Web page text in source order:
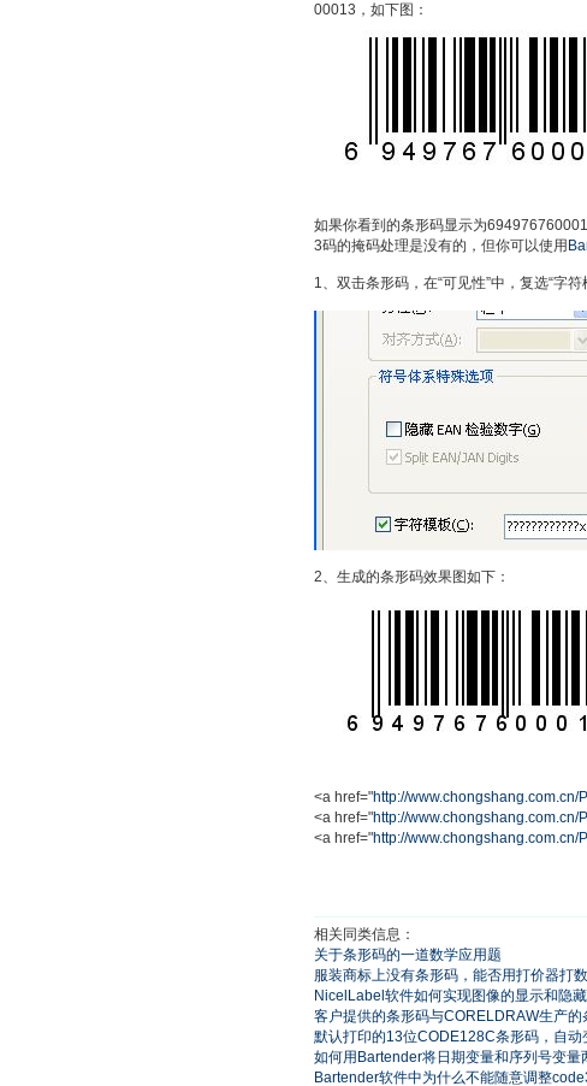
00013，如下图：
如果你看到的条形码显示为
3码的掩码处理是没有的，但你可以使用
1、双击条形码，在“可见性”中，复选“字
2、生成的条形码效果图如下：
<a href="http://www.chongshang.com.cn/
<a href="http://www.chongshang.com.cn/
<a href="http://www.chongshang.com.cn/
相关同类信息：
关于条形码的一道数学应用题
服装商标上没有条形码，能否用打价器打
NicelLabel软件如何实现图像的显示和隐藏
客户提供的条形码与CORELDRAW生产的
默认打印的13位CODE128C条形码，自
如何用Bartender将日期变量和序列号变量
Bartender软件中为什么不能随意调整